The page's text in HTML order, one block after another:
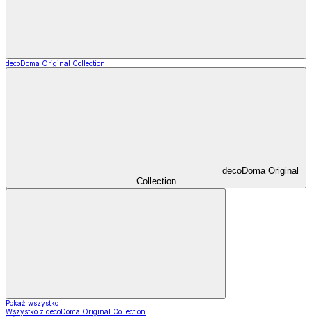
decoDoma Original Collection
decoDoma Original
Collection
Pokaż wszystko
Wszystko z decoDoma Original Collection